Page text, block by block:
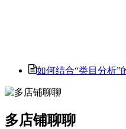
如何结合“类目分析”
多店铺聊聊